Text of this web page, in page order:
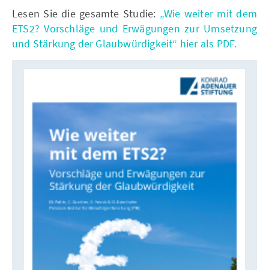
Lesen Sie die gesamte Studie: „Wie weiter mit dem
ETS2? Vorschläge und Erwägungen zur Umsetzung
und Stärkung der Glaubwürdigkeit“ hier als PDF.